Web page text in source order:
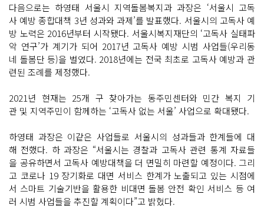
다음으로는 하영태 서울시 지역돌봄복지과 과장은 ‘서울시 고독
사 예방 종합대책 3년 성과와 과제’를 발표했다. 서울시의 고독사 예
방 노력은 2016년부터 시작됐다. 서울시복지재단의 ‘고독사 실태파
악 연구’가 계기가 되어 2017년 고독사 예방 시범 사업들(우리동
네 돌봄단 등)을 벌였다. 2018년에는 전국 최초로 고독사 예방과 관
련된 조례를 제정했다.
2021년 현재는 25개 구 찾아가는 동주민센터와 민간 복지 기
관 및 지역주민이 함께하는 ‘고독사 없는 서울’ 사업으로 확대됐다.
하영태 과장은 이같은 사업들로 서울시의 성과들과 한계들에 대
해 전했다. 하 과장은 “서울시는 경찰과 고독사 관련 통계 자료들
을 공유하면서 고독사 예방대책을 더 면밀히 마련할 예정이다. 그리
고 코로나 19 장기화로 대면 서비스 한계가 노출되고 있는 시점에
서 스마트 기술기반을 활용한 비대면 돌봄 안전 확인 서비스 등 여
러 시범 사업들을 추진할 계획이다”고 밝혔다.